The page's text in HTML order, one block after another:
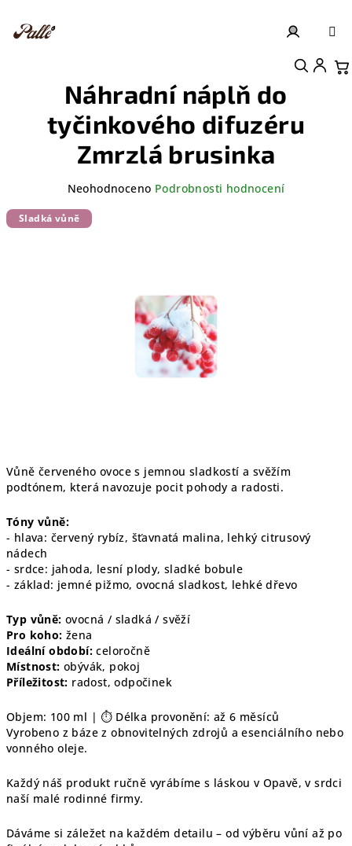
obsah
Přihlášení
Vůně červeného ovoce s jemnou sladkostí a svěžím
podtónem, která navozuje pocit pohody a radosti.
Tóny vůně:
- hlava: červený rybíz, šťavnatá malina, lehký citrusový
nádech
- srdce: jahoda, lesní plody, sladké bobule
- základ: jemné pižmo, ovocná sladkost, lehké dřevo
Typ vůně: ovocná / sladká / svěží
Pro koho: žena
Ideální období: celoročně
Místnost: obývák, pokoj
Příležitost: radost, odpočinek
Objem: 100 ml | ⏱️ Délka provonění: až 6 měsíců
Vyrobeno z báze z obnovitelných zdrojů a esenciálního nebo
vonného oleje.
Každý náš produkt ručně vyrábíme s láskou v Opavě, v srdci
naší malé rodinné firmy.
Dáváme si záležet na každém detailu – od výběru vůní až po
Náhradní náplň do
tyčinkového difuzéru
Zmrzlá brusinka
produktu
Neohodnoceno Podrobnosti hodnocení
Sladká vůně